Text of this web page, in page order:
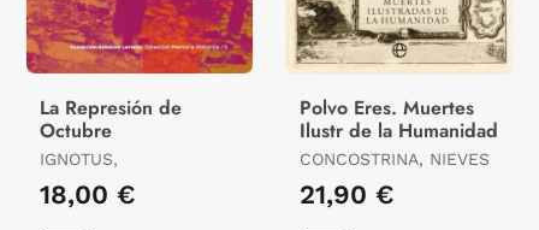
La Represión de
Octubre
IGNOTUS,
18,00 €
Polvo Eres. Muertes
Ilustr de la Humanidad
CONCOSTRINA, NIEVES
21,90 €